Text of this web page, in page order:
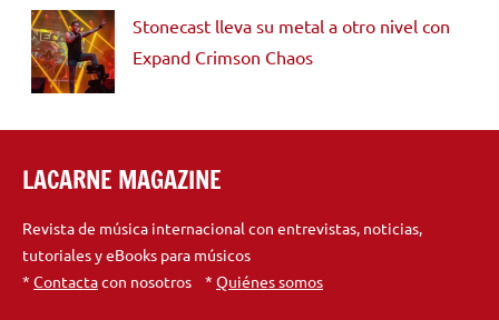
Stonecast lleva su metal a otro nivel con
Expand Crimson Chaos
LACARNE MAGAZINE
Revista de música internacional con entrevistas, noticias,
tutoriales y eBooks para músicos
* Contactacon nosotros * Quiénes somos